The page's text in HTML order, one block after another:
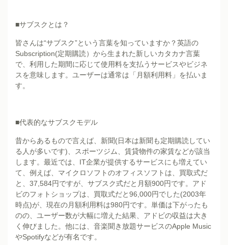
■サブスクとは？
皆さんは“サブスク”という言葉を知っていますか？英語の
Subscription(定期購読）から生まれた新しいカタカナ言葉
で、利用した期間に応じて使用料を支払うサービスやビジネ
スを意味します。ユーザーは通常は「月額利用料」を払いま
す。
■代表的なサブスクモデル
昔からあるもので言えば、新聞(日本は新聞も定期購読してい
る人が多いです)、スポーツジム、賃貸物件の家賃などが該当
します。最近では、IT企業が提供するサービスにも増えてい
て、例えば、マイクロソフトのオフィスソフトは、買取式だ
と、37,584円ですが、サブスク式だと月額900円です。アド
ビのフォトショップは、買取式だと96,000円でした(2003年
時点)が、現在の月額利用料は980円です。単価は下がったも
のの、ユーザー数が大幅に増えた結果、アドビの収益は大き
く伸びました。他には、音楽聞き放題サービスのApple Music
やSpotifyなどが有名です。